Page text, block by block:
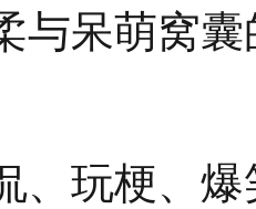
与呆萌窝
、玩梗、